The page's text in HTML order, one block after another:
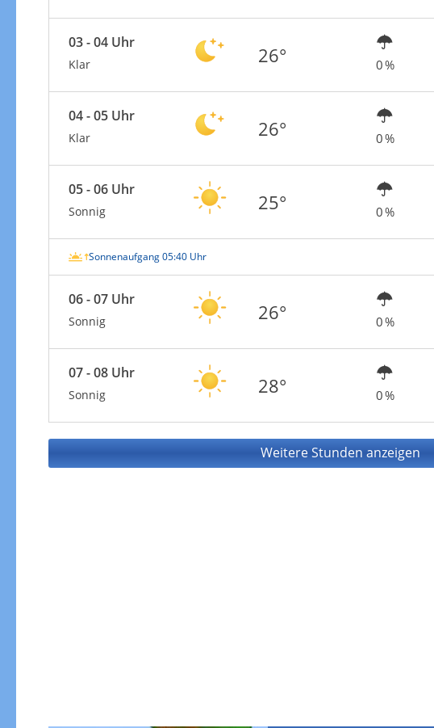
03 - 04 Uhr
Klar 26° 0 %
04 - 05 Uhr
Klar 26° 0 %
05 - 06 Uhr
Sonnig 25° 0 %
Sonnenaufgang 05:40 Uhr
06 - 07 Uhr
Sonnig 26° 0 %
07 - 08 Uhr
Sonnig 28° 0 %
Weitere Stunden anzeigen